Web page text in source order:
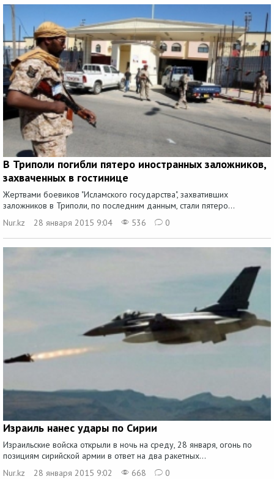
В Триполи погибли пятеро иностранных заложников,
захваченных в гостинице
Жертвами боевиков "Исламского государства", захвативших
заложников в Триполи, по последним данным, стали пятеро...
Nur.kz
28 января 2015 9:04 536 0
Израиль нанес удары по Сирии
Израильские войска открыли в ночь на среду, 28 января, огонь по
позициям сирийской армии в ответ на два ракетных...
Nur.kz
28 января 2015 9:02 668 0